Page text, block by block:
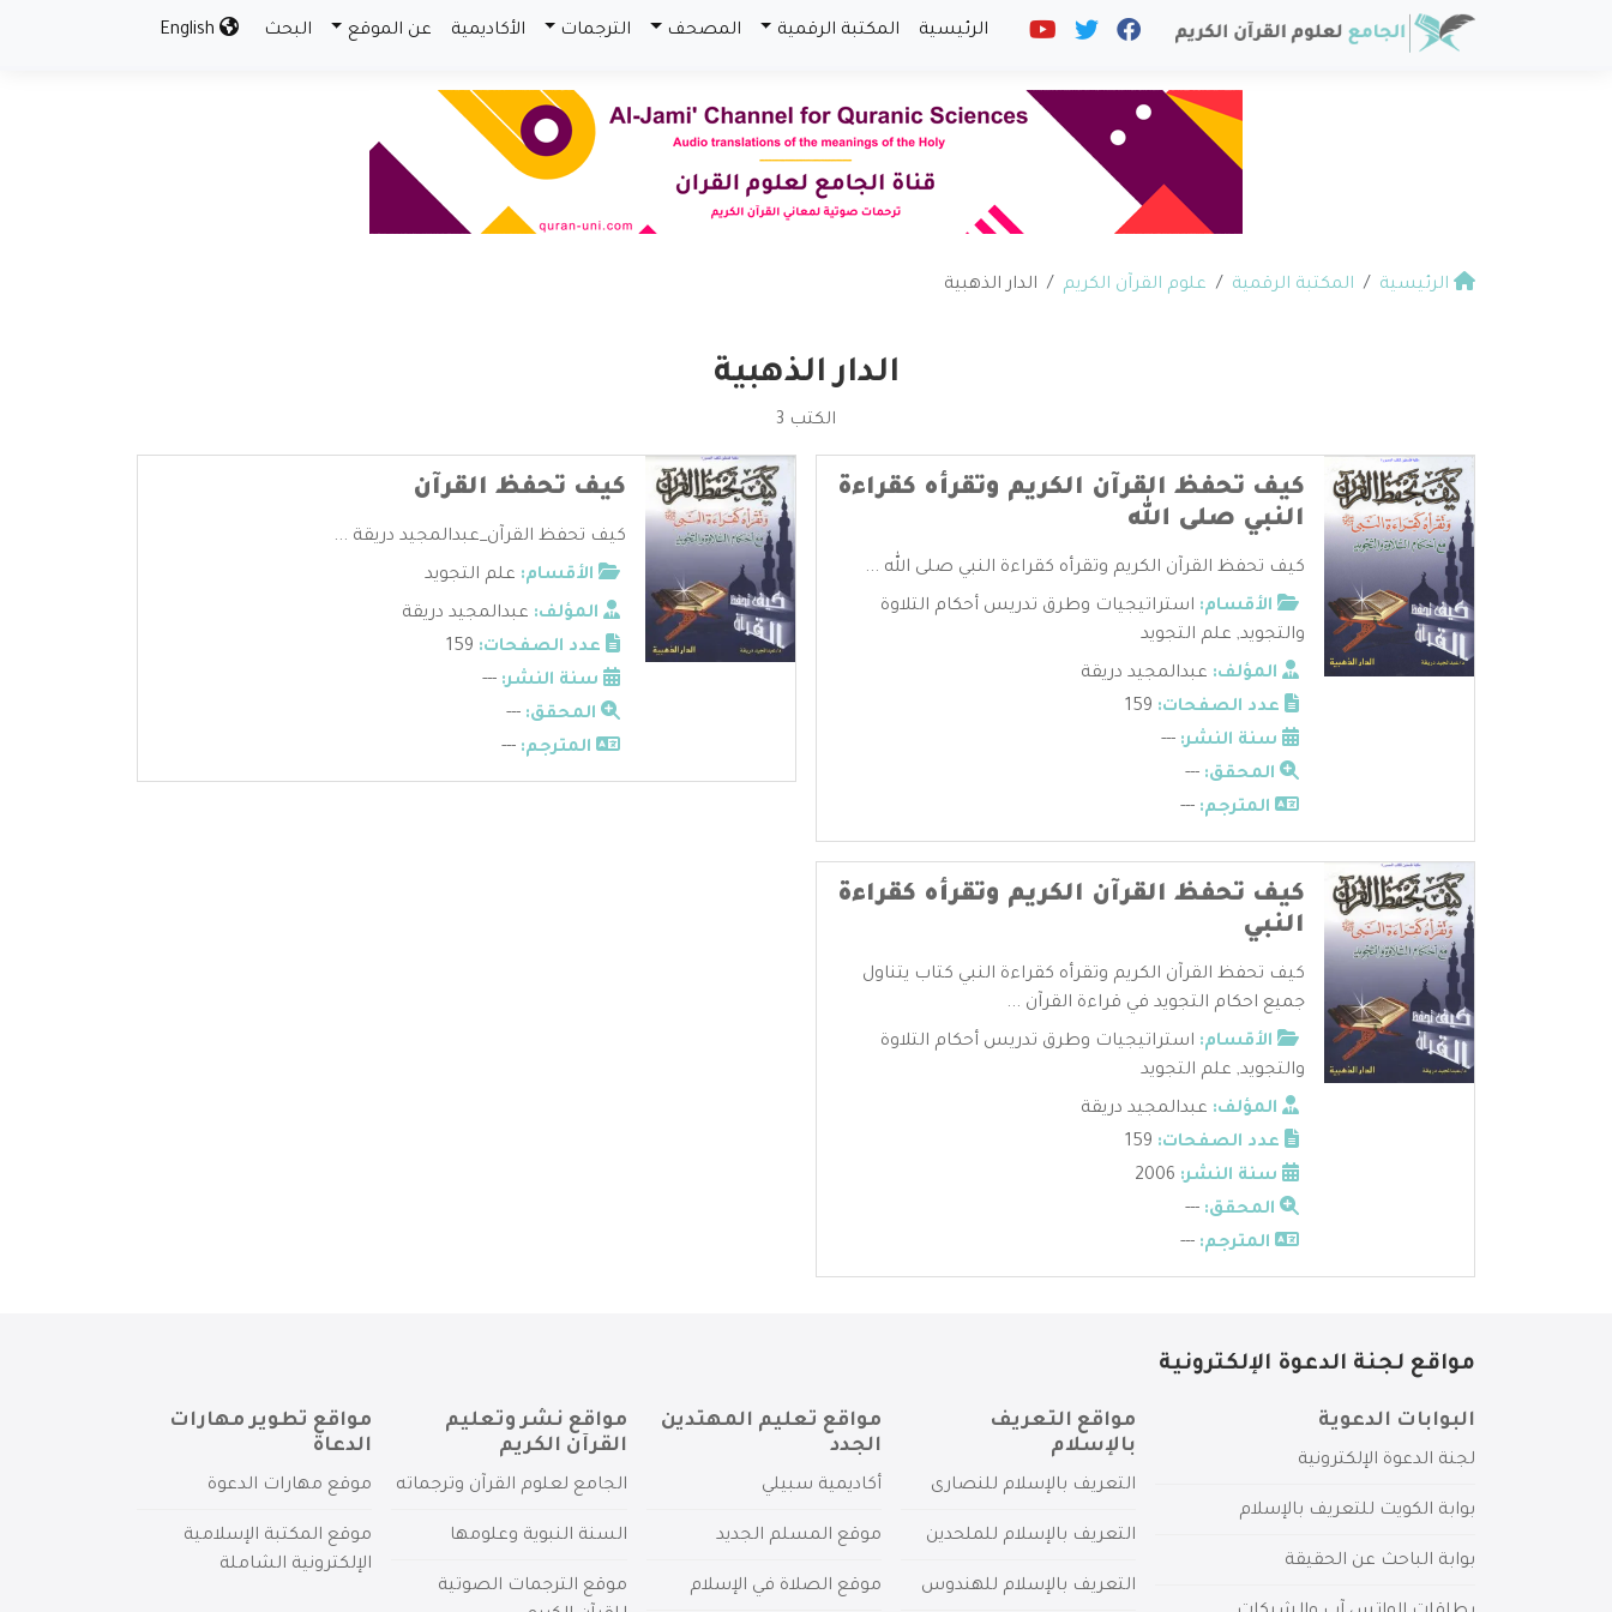
الرئيسية المكتبة الرقمية المصحف الترجمات الأكاديمية عن الموقع البحث
الرئيسية المكتبة الرقمية علوم القرآن الكريم الدار الذهبية
الدار الذهبية
الكتب 3
كيف تحفظ القرآن الكريم وتقرأه كقراءة
النبي صلى الله
كيف تحفظ القرآن الكريم وتقرأه كقراءة النبي صلى الله ...
الأقسام: استراتيجيات وطرق تدريس أحكام التلاوة
والتجويد, علم التجويد
المؤلف: عبدالمجيد دريقة
عدد الصفحات:
سنة النشر: ---
المحقق: ---
المترجم: ---
كيف تحفظ القرآن
كيف تحفظ القرآن_عبدالمجيد دريقة ...
الأقسام: علم التجويد
المؤلف: عبدالمجيد دريقة
عدد الصفحات:
سنة النشر: ---
المحقق: ---
المترجم: ---
كيف تحفظ القرآن الكريم وتقرأه كقراءة
النبي
كيف تحفظ القرآن الكريم وتقرأه كقراءة النبي كتاب يتناول
جميع احكام التجويد في قراءة القرآن ...
الأقسام: استراتيجيات وطرق تدريس أحكام التلاوة
والتجويد, علم التجويد
المؤلف: عبدالمجيد دريقة
عدد الصفحات:
سنة النشر:
المحقق: ---
المترجم: ---
مواقع لجنة الدعوة الإلكترونية
البوابات الدعوية
لجنة الدعوة الإلكترونية
بوابة الكويت للتعريف بالإسلام
بوابة الباحث عن الحقيقة
مواقع التعريف
بالإسلام
التعريف بالإسلام للنصارى
التعريف بالإسلام للملحدين
التعريف بالإسلام للهندوس
مواقع تعليم المهتدين
الجدد
أكاديمية سبيلي
موقع المسلم الجديد
موقع الصلاة في الإسلام
مواقع نشر وتعليم
القرآن الكريم
الجامع لعلوم القرآن وترجماته
السنة النبوية وعلومها
موقع الترجمات الصوتية
مواقع تطوير مهارات
الدعاة
موقع مهارات الدعوة
موقع المكتبة الإسلامية
الإلكترونية الشاملة